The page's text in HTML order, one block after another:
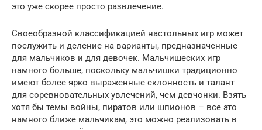
это уже скорее просто развлечение.
Своеобразной классификацией настольных игр может
послужить и деление на варианты, предназначенные
для мальчиков и для девочек. Мальчишеских игр
намного больше, поскольку мальчишки традиционно
имеют более ярко выраженные склонность и талант
для соревновательных увлечений, чем девчонки. Взять
хотя бы темы войны, пиратов или шпионов – все это
намного ближе мальчикам, это можно реализовать в